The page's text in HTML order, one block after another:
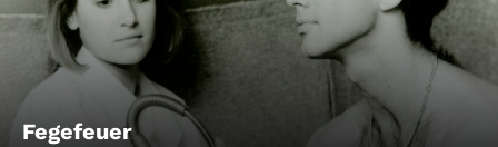
Fegefeuer